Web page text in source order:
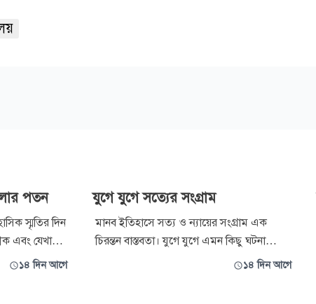
পতন
স্মৃতির দিন
এবং যেখানে
নিভে যাওয়ার
১৪ দিন আগে
যুগে যুগে সত্যের সংগ্রাম
মানব ইতিহাসে সত্য ও ন্যায়ের সংগ্রাম এক
চিরন্তন বাস্তবতা। যুগে যুগে এমন কিছু ঘটনা
ঘটেছে, যা মানুষকে অন্যায়ের বিরুদ্ধে দাঁড়ানোর
১৪ দিন আগে